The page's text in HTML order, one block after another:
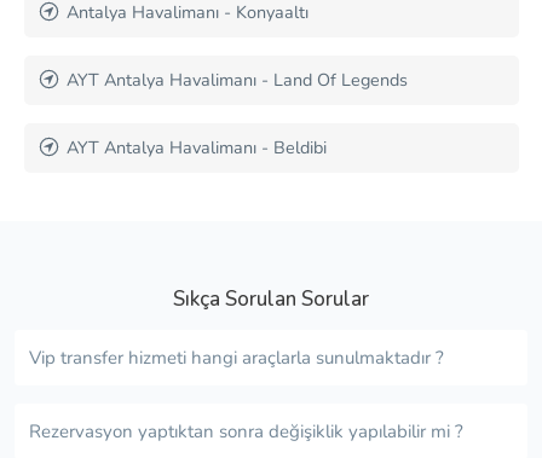
Antalya Havalimanı - Konyaaltı
AYT Antalya Havalimanı - Land Of Legends
AYT Antalya Havalimanı - Beldibi
Sıkça Sorulan Sorular
Vip transfer hizmeti hangi araçlarla sunulmaktadır ?
Rezervasyon yaptıktan sonra değişiklik yapılabilir mi ?